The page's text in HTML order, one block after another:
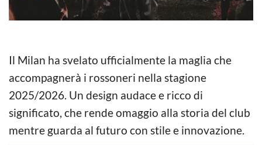
Il Milan ha svelato ufficialmente la maglia che
accompagnerà i rossoneri nella stagione
2025/2026. Un design audace e ricco di
significato, che rende omaggio alla storia del club
mentre guarda al futuro con stile e innovazione.